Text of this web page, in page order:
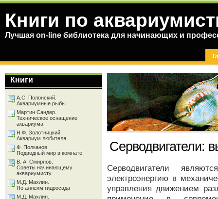
Книги по
Лучшая on-line библиотека для начинающих и
Серводвигатели:
Серводвигатели
электроэнергию в
управления движением
Книги
А.С. Полонский.
Аквариумные рыбы
Мартин Сандер.
Техническое оснащение
аквариума
Н.Ф. Золотницкий.
Аквариум любителя
Ф. Полканов.
Подводный мир в комнате
В. А. Смирнов.
Советы начинающему
аквариумисту
М.Д. Махлин.
По аллеям гидросада
М.Д. Махлин.